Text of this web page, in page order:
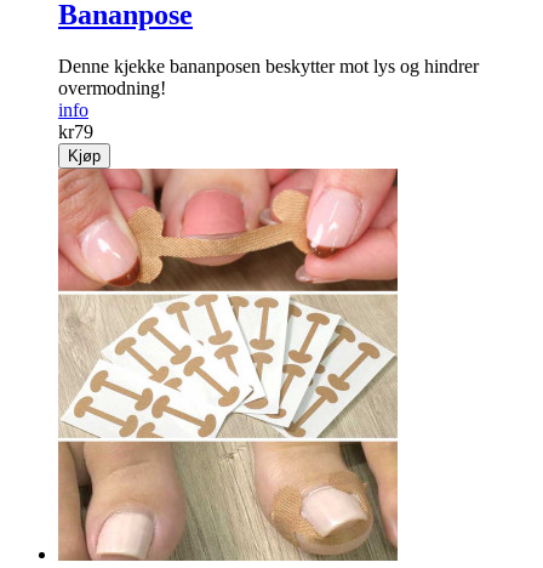
Bananpose
Denne kjekke bananposen beskytter mot lys og hindrer
overmodning!
info
kr79
Kjøp